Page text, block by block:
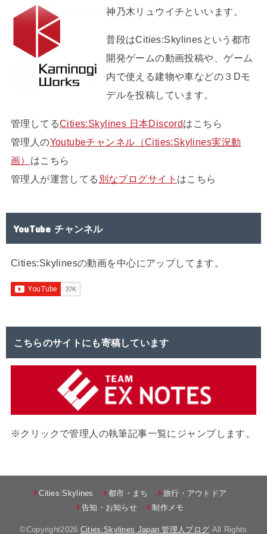
神乃木リュウイチといいます。
普段はCities:Skylinesという都市
開発ゲームの動画投稿や、ゲーム
内で使える建物や車などの３Dモ
デルを投稿しています。
管理してるCities:Skylines 日本Discordはこちら
管理人のYoutubeチャンネル（Cities:Skylines実況動
画） はこちら
管理人が運営してる 別なブログサイト はこちら
YouTube チャンネル
Cities:Skylinesの動画を中心にアップしてます。
こちらのサイトにも寄稿しています
※クリックで管理人の執筆記事一覧にジャンプします。
Cities:Skylines 都市・まち
旅行・アウトドア
告知・お知らせ
制作メモ
©Copyright2026 Cities:Skylines Japan 管理人ブログ .All Rights